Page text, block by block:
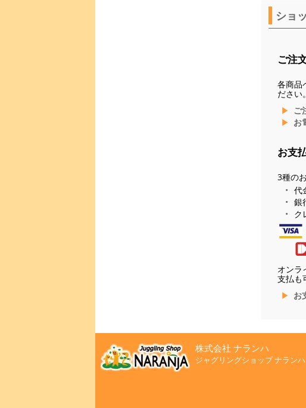
ショ
ご注
各商品
ださい。
ご
お
お支
3種の
代
銀
ク
オンラ
支払も
お
株式会社 ナランハ
ジャグリングショップ ナランハ